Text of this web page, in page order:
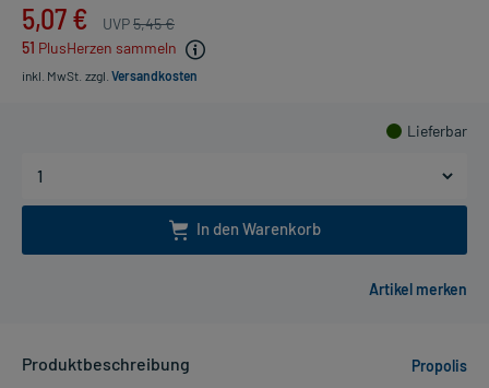
5,07 € UVP5,45 €
51 PlusHerzen sammeln
inkl. MwSt. zzgl. Versandkosten
Lieferbar
In den Warenkorb
Produktbeschreibung
Propolis